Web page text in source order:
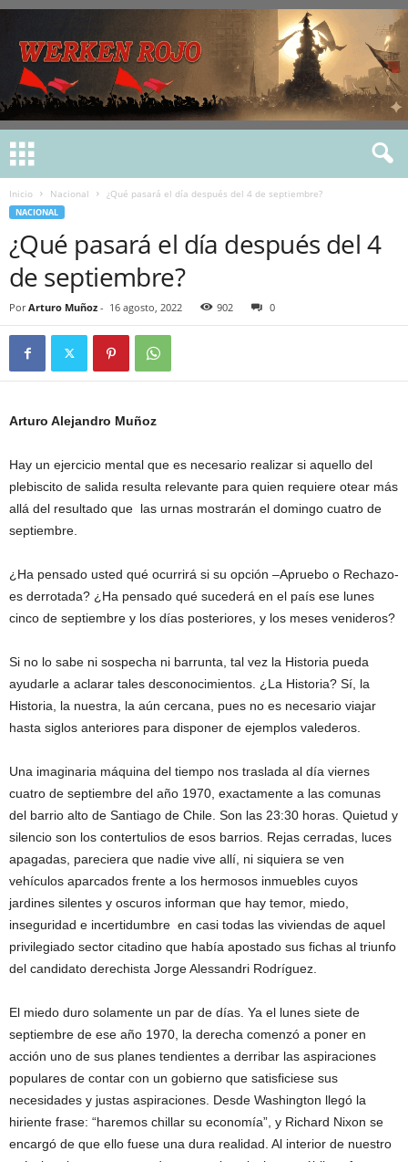
Inicio Nacional ¿Qué pasará el día después del 4 de septiembre?
NACIONAL
¿Qué pasará el día después del 4
de septiembre?
Por Arturo Muñoz - 16 agosto, 2022 902 0
Arturo Alejandro Muñoz
Hay un ejercicio mental que es necesario realizar si aquello del
plebiscito de salida resulta relevante para quien requiere otear más
allá del resultado que las urnas mostrarán el domingo cuatro de
septiembre.
¿Ha pensado usted qué ocurrirá si su opción –Apruebo o Rechazo-
es derrotada? ¿Ha pensado qué sucederá en el país ese lunes
cinco de septiembre y los días posteriores, y los meses venideros?
Si no lo sabe ni sospecha ni barrunta, tal vez la Historia pueda
ayudarle a aclarar tales desconocimientos. ¿La Historia? Sí, la
Historia, la nuestra, la aún cercana, pues no es necesario viajar
hasta siglos anteriores para disponer de ejemplos valederos.
Una imaginaria máquina del tiempo nos traslada al día viernes
cuatro de septiembre del año 1970, exactamente a las comunas
del barrio alto de Santiago de Chile. Son las 23:30 horas. Quietud y
silencio son los contertulios de esos barrios. Rejas cerradas, luces
apagadas, pareciera que nadie vive allí, ni siquiera se ven
vehículos aparcados frente a los hermosos inmuebles cuyos
jardines silentes y oscuros informan que hay temor, miedo,
inseguridad e incertidumbre en casi todas las viviendas de aquel
privilegiado sector citadino que había apostado sus fichas al triunfo
del candidato derechista Jorge Alessandri Rodríguez.
El miedo duro solamente un par de días. Ya el lunes siete de
septiembre de ese año 1970, la derecha comenzó a poner en
acción uno de sus planes tendientes a derribar las aspiraciones
populares de contar con un gobierno que satisficiese sus
necesidades y justas aspiraciones. Desde Washington llegó la
hiriente frase: “haremos chillar su economía”, y Richard Nixon se
encargó de que ello fuese una dura realidad. Al interior de nuestro